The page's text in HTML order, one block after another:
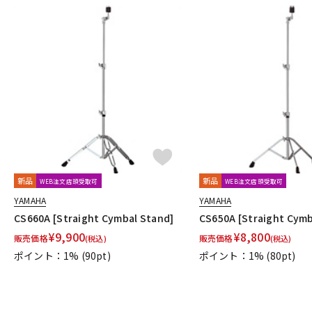
新品 WEB注文店頭受取可
YAMAHA
CS660A [Straight Cymbal Stand]
販売価格¥9,900(税込)
ポイント：1% (90pt)
新品 WEB注文店頭受取可
YAMAHA
CS650A [Straight
販売価格¥8,800(税込)
ポイント：1% (80pt)